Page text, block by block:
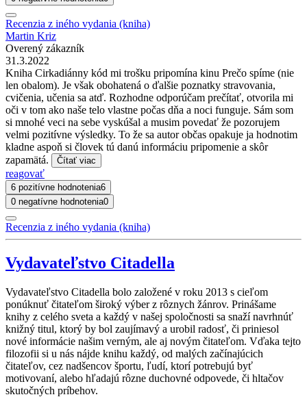
Recenzia z iného vydania (kniha)
Martin Kriz
Overený zákazník
31.3.2022
Kniha Cirkadiánny kód mi trošku pripomína kinu Prečo spíme (nie
len obalom). Je však obohatená o ďalšie poznatky stravovania,
cvičenia, učenia sa atď. Rozhodne odporúčam prečítať, otvorila mi
oči v tom ako naše telo vlastne počas dňa a noci funguje. Sám som
si mnohé veci na sebe vyskúšal a musim povedať že pozorujem
velmi pozitívne výsledky. To že sa autor občas opakuje ja hodnotim
kladne aspoň si človek tú danú informáciu pripomenie a skôr
zapamätá.
Čítať viac
reagovať
6 pozitívne hodnotenia6
0 negatívne hodnotenia0
Recenzia z iného vydania (kniha)
Vydavateľstvo Citadella
Vydavateľstvo Citadella bolo založené v roku 2013 s cieľom
ponúknuť čitateľom široký výber z rôznych žánrov. Prinášame
knihy z celého sveta a každý v našej spoločnosti sa snaží navrhnúť
knižný titul, ktorý by bol zaujímavý a urobil radosť, či priniesol
nové informácie našim verným, ale aj novým čitateľom. Vďaka tejto
filozofii si u nás nájde knihu každý, od malých začínajúcich
čitateľov, cez nadšencov športu, ľudí, ktorí potrebujú byť
motivovaní, alebo hľadajú rôzne duchovné odpovede, či hltačov
skutočných príbehov.